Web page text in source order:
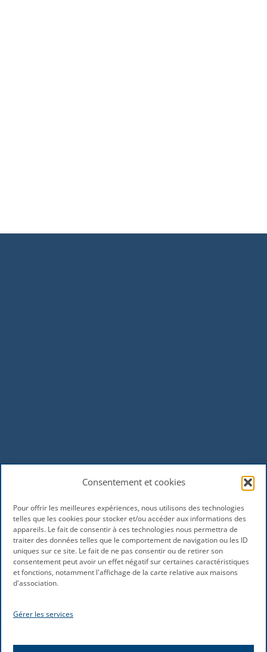
Consentement et cookies
Pour offrir les meilleures expériences, nous utilisons des technologies
telles que les cookies pour stocker et/ou accéder aux informations des
appareils. Le fait de consentir à ces technologies nous permettra de
traiter des données telles que le comportement de navigation ou les ID
uniques sur ce site. Le fait de ne pas consentir ou de retirer son
consentement peut avoir un effet négatif sur certaines caractéristiques
et fonctions, notamment l'affichage de la carte relative aux maisons
d'association.
Gérer les services